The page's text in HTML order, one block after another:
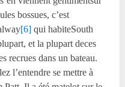
bossues, c’est
[6] qui habiteSouth
et la plupart deces
recrues dans un bateau.
l’entendre se mettre à